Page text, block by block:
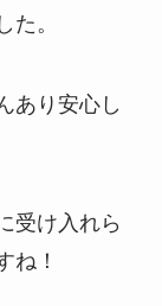
た。
あり安心し
受け入れら
ね！